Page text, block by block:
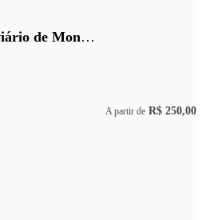
Terminal Rodoviário de Monte Azul
A partir de R$ 250,00